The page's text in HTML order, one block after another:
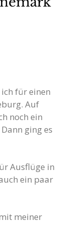
für einen
Auf
noch ein
ging es
Ausflüge in
ein paar
meiner